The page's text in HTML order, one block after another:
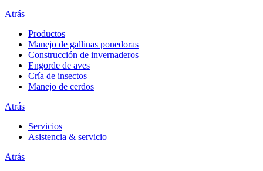
Atrás
Productos
Manejo de gallinas ponedoras
Construcción de invernaderos
Engorde de aves
Cría de insectos
Manejo de cerdos
Atrás
Servicios
Asistencia & servicio
Atrás